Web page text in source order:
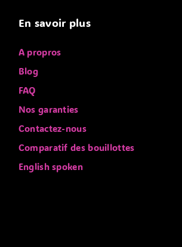
En savoir plus
A propros
Blog
FAQ
Nos garanties
Contactez-nous
Comparatif des bouillottes
English spoken